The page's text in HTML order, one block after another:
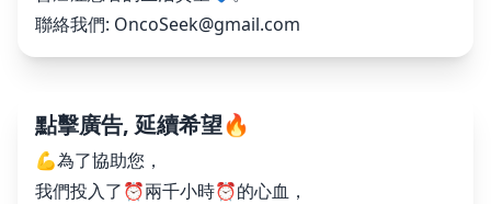
聯絡我們: OncoSeek@gmail.com
點擊廣告, 延續希望🔥
💪為了協助您，
我們投入了⏰兩千小時⏰的心血，